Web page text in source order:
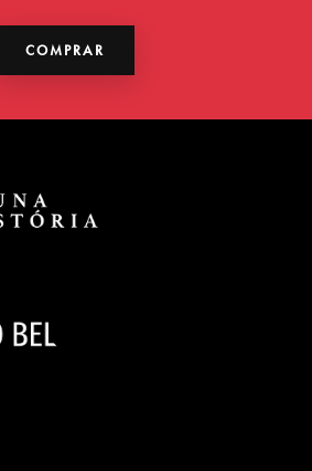
COMPRAR